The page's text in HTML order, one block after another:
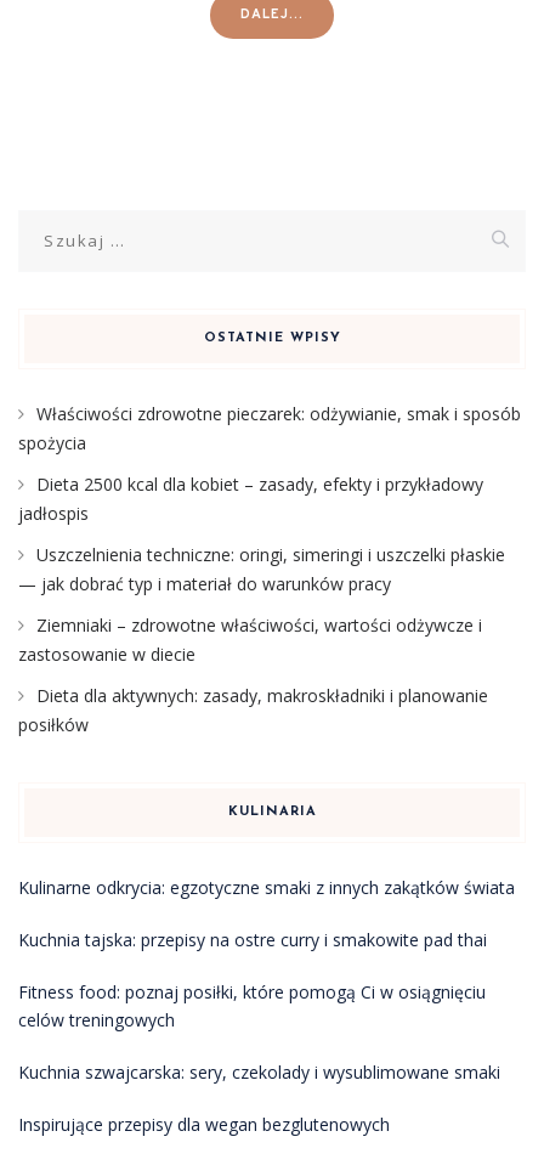
DALEJ...
OSTATNIE WPISY
Właściwości zdrowotne pieczarek: odżywianie, smak i sposób
spożycia
Dieta 2500 kcal dla kobiet – zasady, efekty i przykładowy
jadłospis
Uszczelnienia techniczne: oringi, simeringi i uszczelki płaskie
— jak dobrać typ i materiał do warunków pracy
Ziemniaki – zdrowotne właściwości, wartości odżywcze i
zastosowanie w diecie
Dieta dla aktywnych: zasady, makroskładniki i planowanie
posiłków
KULINARIA
Kulinarne odkrycia: egzotyczne smaki z innych zakątków świata
Kuchnia tajska: przepisy na ostre curry i smakowite pad thai
Fitness food: poznaj posiłki, które pomogą Ci w osiągnięciu
celów treningowych
Kuchnia szwajcarska: sery, czekolady i wysublimowane smaki
Inspirujące przepisy dla wegan bezglutenowych